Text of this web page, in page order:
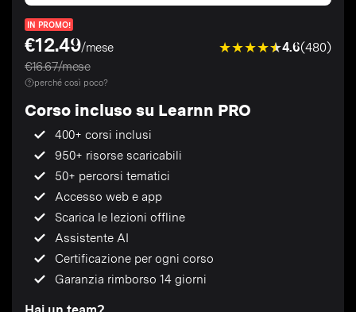
IN PROMO!
€12.49/mese
€16.67/mese
4.6(480)
perché così poco?
Corso incluso su Learnn PRO
400+ corsi inclusi
950+ risorse scaricabili
50+ percorsi tematici
Accesso web e app
Scarica le lezioni offline
Assistente AI
Certificazione per ogni corso
Garanzia rimborso 14 giorni